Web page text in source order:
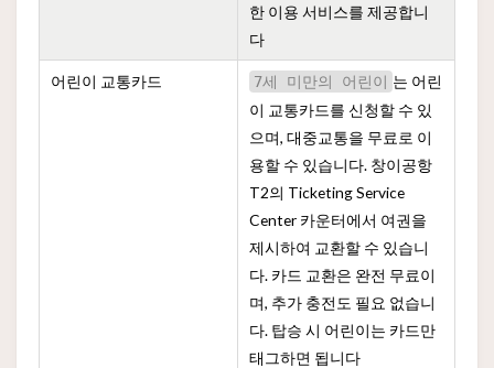
한 이용 서비스를 제공합니
다
어린이 교통카드 7세 미만의 어린이 는 어린
이 교통카드를 신청할 수 있
으며, 대중교통을 무료로 이
용할 수 있습니다. 창이공항
T2의 Ticketing Service
Center 카운터에서 여권을
제시하여 교환할 수 있습니
다. 카드 교환은 완전 무료이
며, 추가 충전도 필요 없습니
다. 탑승 시 어린이는 카드만
태그하면 됩니다